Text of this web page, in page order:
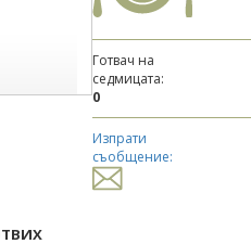
Готвач на
седмицата:
0
Изпрати
съобщение: